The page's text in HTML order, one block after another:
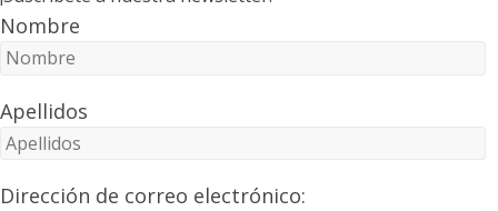
Nombre
Apellidos
Dirección de correo electrónico: